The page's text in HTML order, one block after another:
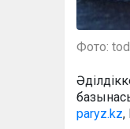
Фото:
paryz.kz,